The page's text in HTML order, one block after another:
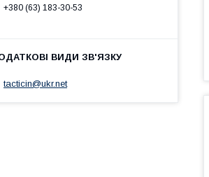
+380 (63) 183-30-53
tacticin@ukr.net